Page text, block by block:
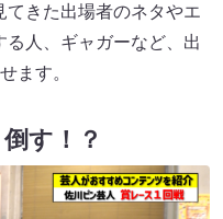
てきた出場者のネタやエ
る人、ギャガーなど、出
ます。
す！？